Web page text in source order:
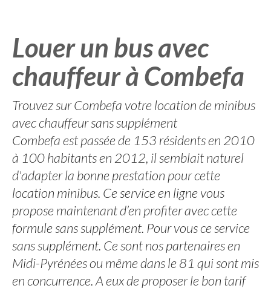
Louer un bus avec
chauffeur à Combefa
Trouvez sur Combefa votre location de minibus
avec chauffeur sans supplément
Combefa est passée de 153 résidents en 2010
à 100 habitants en 2012, il semblait naturel
d'adapter la bonne prestation pour cette
location minibus. Ce service en ligne vous
propose maintenant d’en profiter avec cette
formule sans supplément. Pour vous ce service
sans supplément. Ce sont nos partenaires en
Midi-Pyrénées ou même dans le 81 qui sont mis
en concurrence. A eux de proposer le bon tarif